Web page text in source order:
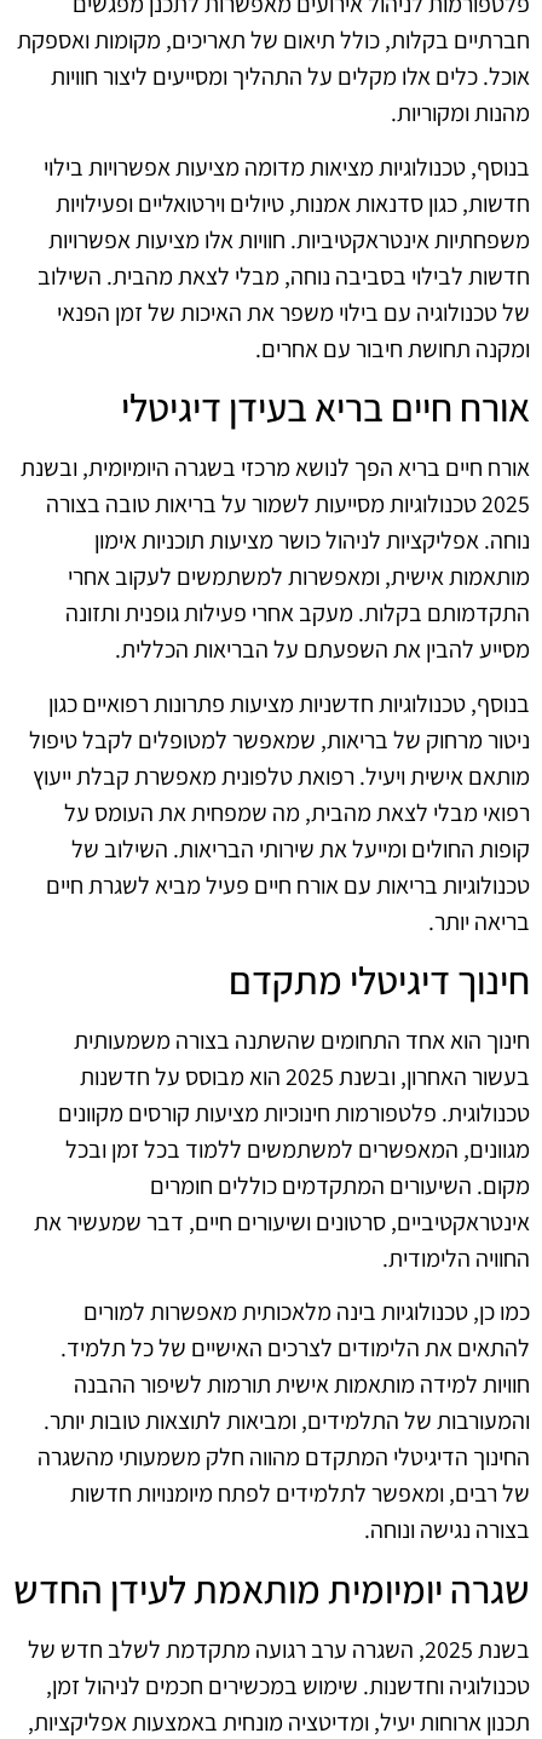
חברתיים בקלות, כולל תיאום של תאריכים, מקומות ואספקת
אוכל. כלים אלו מקלים על התהליך ומסייעים ליצור חוויות
מהנות ומקוריות.
בנוסף, טכנולוגיות מציאות מדומה מציעות אפשרויות בילוי
חדשות, כגון סדנאות אמנות, טיולים וירטואליים ופעילויות
משפחתיות אינטראקטיביות. חוויות אלו מציעות אפשרויות
חדשות לבילוי בסביבה נוחה, מבלי לצאת מהבית. השילוב
של טכנולוגיה עם בילוי משפר את האיכות של זמן הפנאי
ומקנה תחושת חיבור עם אחרים.
אורח חיים בריא בעידן דיגיטלי
אורח חיים בריא הפך לנושא מרכזי בשגרה היומיומית, ובשנת
2025 טכנולוגיות מסייעות לשמור על בריאות טובה בצורה
נוחה. אפליקציות לניהול כושר מציעות תוכניות אימון
מותאמות אישית, ומאפשרות למשתמשים לעקוב אחרי
התקדמותם בקלות. מעקב אחרי פעילות גופנית ותזונה
מסייע להבין את השפעתם על הבריאות הכללית.
בנוסף, טכנולוגיות חדשניות מציעות פתרונות רפואיים כגון
ניטור מרחוק של בריאות, שמאפשר למטופלים לקבל טיפול
מותאם אישית ויעיל. רפואת טלפונית מאפשרת קבלת ייעוץ
רפואי מבלי לצאת מהבית, מה שמפחית את העומס על
קופות החולים ומייעל את שירותי הבריאות. השילוב של
טכנולוגיות בריאות עם אורח חיים פעיל מביא לשגרת חיים
בריאה יותר.
חינוך דיגיטלי מתקדם
חינוך הוא אחד התחומים שהשתנה בצורה משמעותית
בעשור האחרון, ובשנת 2025 הוא מבוסס על חדשנות
טכנולוגית. פלטפורמות חינוכיות מציעות קורסים מקוונים
מגוונים, המאפשרים למשתמשים ללמוד בכל זמן ובכל
מקום. השיעורים המתקדמים כוללים חומרים
אינטראקטיביים, סרטונים ושיעורים חיים, דבר שמעשיר את
החוויה הלימודית.
כמו כן, טכנולוגיות בינה מלאכותית מאפשרות למורים
להתאים את הלימודים לצרכים האישיים של כל תלמיד.
חוויות למידה מותאמות אישית תורמות לשיפור ההבנה
והמעורבות של התלמידים, ומביאות לתוצאות טובות יותר.
החינוך הדיגיטלי המתקדם מהווה חלק משמעותי מהשגרה
של רבים, ומאפשר לתלמידים לפתח מיומנויות חדשות
בצורה נגישה ונוחה.
שגרה יומיומית מותאמת לעידן החדש
בשנת 2025, השגרה ערב רגועה מתקדמת לשלב חדש של
טכנולוגיה וחדשנות. שימוש במכשירים חכמים לניהול זמן,
תכנון ארוחות יעיל, ומדיטציה מונחית באמצעות אפליקציות,